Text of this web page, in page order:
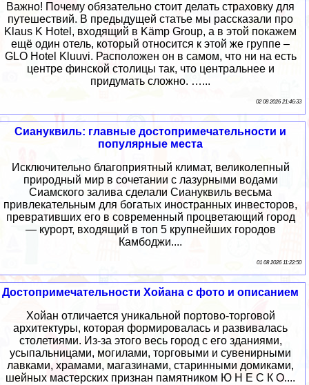
Важно! Почему обязательно стоит делать страховку для
путешествий. В предыдущей статье мы рассказали про
Klaus K Hotel, входящий в Kämp Group, а в этой покажем
ещё один отель, который относится к этой же группе –
GLO Hotel Kluuvi. Расположен он в самом, что ни на есть
центре финской столицы так, что центральнее и
придумать сложно. …...
02 08 2026 21:46:33
Сиануквиль: главные достопримечательности и
популярные места
Исключительно благоприятный климат, великолепный
природный мир в сочетании с лазурными водами
Сиамского залива сделали Сиануквиль весьма
привлекательным для богатых иностранных инвесторов,
превративших его в современный процветающий город
— курорт, входящий в топ 5 крупнейших городов
Камбоджи....
01 08 2026 11:22:50
Достопримечательности Хойана с фото и описанием
Хойан отличается уникальной портово-торговой
архитектуры, которая формировалась и развивалась
столетиями. Из-за этого весь город с его зданиями,
усыпальницами, могилами, торговыми и сувенирными
лавками, храмами, магазинами, старинными домиками,
шейных мастерских признан памятником Ю Н Е С К О....